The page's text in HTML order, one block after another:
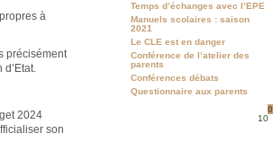
à
précisément
2024
son
Temps d’échanges avec l’EPE
Manuels scolaires : saison
2021
Le CLE est en danger
Conférence de l’atelier des
parents
Conférences débats
Questionnaire aux parents
0
10